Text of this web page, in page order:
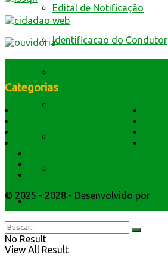
Edital de Notificação
Identificacao do Condutor
Formulários de defesa
Cultura e Turismo
Categorias
© 2025 - 2028 - Desenvolvido por
Interativas
No Result
View All Result